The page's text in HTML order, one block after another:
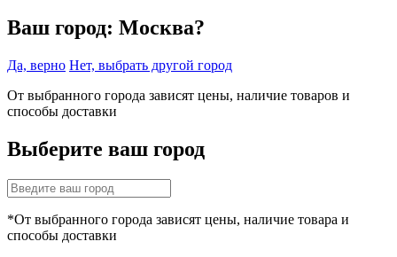
Ваш город: Москва?
Да, верно Нет, выбрать другой город
От выбранного города зависят цены, наличие товаров и
способы доставки
Выберите ваш город
*От выбранного города зависят цены, наличие товара и
способы доставки